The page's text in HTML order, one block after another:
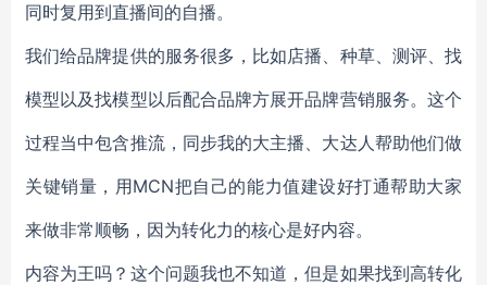
同时复用到直播间的自播。
我们给品牌提供的服务很多，比如店播、种草、测评、找
模型以及找模型以后配合品牌方展开品牌营销服务。这个
过程当中包含推流，同步我的大主播、大达人帮助他们做
关键销量，用MCN把自己的能力值建设好打通帮助大家
来做非常顺畅，因为转化力的核心是好内容。
内容为王吗？这个问题我也不知道，但是如果找到高转化